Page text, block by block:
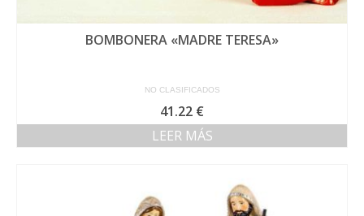
BOMBONERA «MADRE TERESA»
NO CLASIFICADOS
41.22 €
LEER MÁS